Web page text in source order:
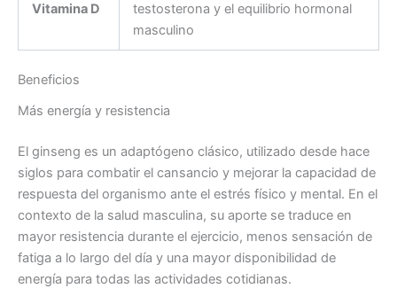
Vitamina D
testosterona y el equilibrio hormonal
masculino
Beneficios
Más energía y resistencia
El ginseng es un adaptógeno clásico, utilizado desde hace
siglos para combatir el cansancio y mejorar la capacidad de
respuesta del organismo ante el estrés físico y mental. En el
contexto de la salud masculina, su aporte se traduce en
mayor resistencia durante el ejercicio, menos sensación de
fatiga a lo largo del día y una mayor disponibilidad de
energía para todas las actividades cotidianas.